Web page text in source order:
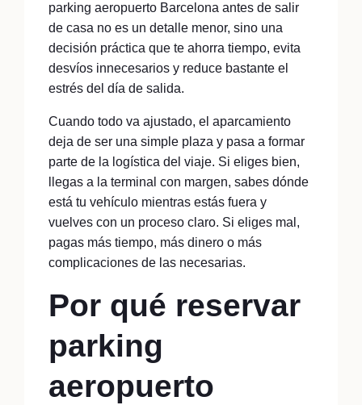
parking aeropuerto Barcelona antes de salir
de casa no es un detalle menor, sino una
decisión práctica que te ahorra tiempo, evita
desvíos innecesarios y reduce bastante el
estrés del día de salida.
Cuando todo va ajustado, el aparcamiento
deja de ser una simple plaza y pasa a formar
parte de la logística del viaje. Si eliges bien,
llegas a la terminal con margen, sabes dónde
está tu vehículo mientras estás fuera y
vuelves con un proceso claro. Si eliges mal,
pagas más tiempo, más dinero o más
complicaciones de las necesarias.
Por qué reservar
parking
aeropuerto